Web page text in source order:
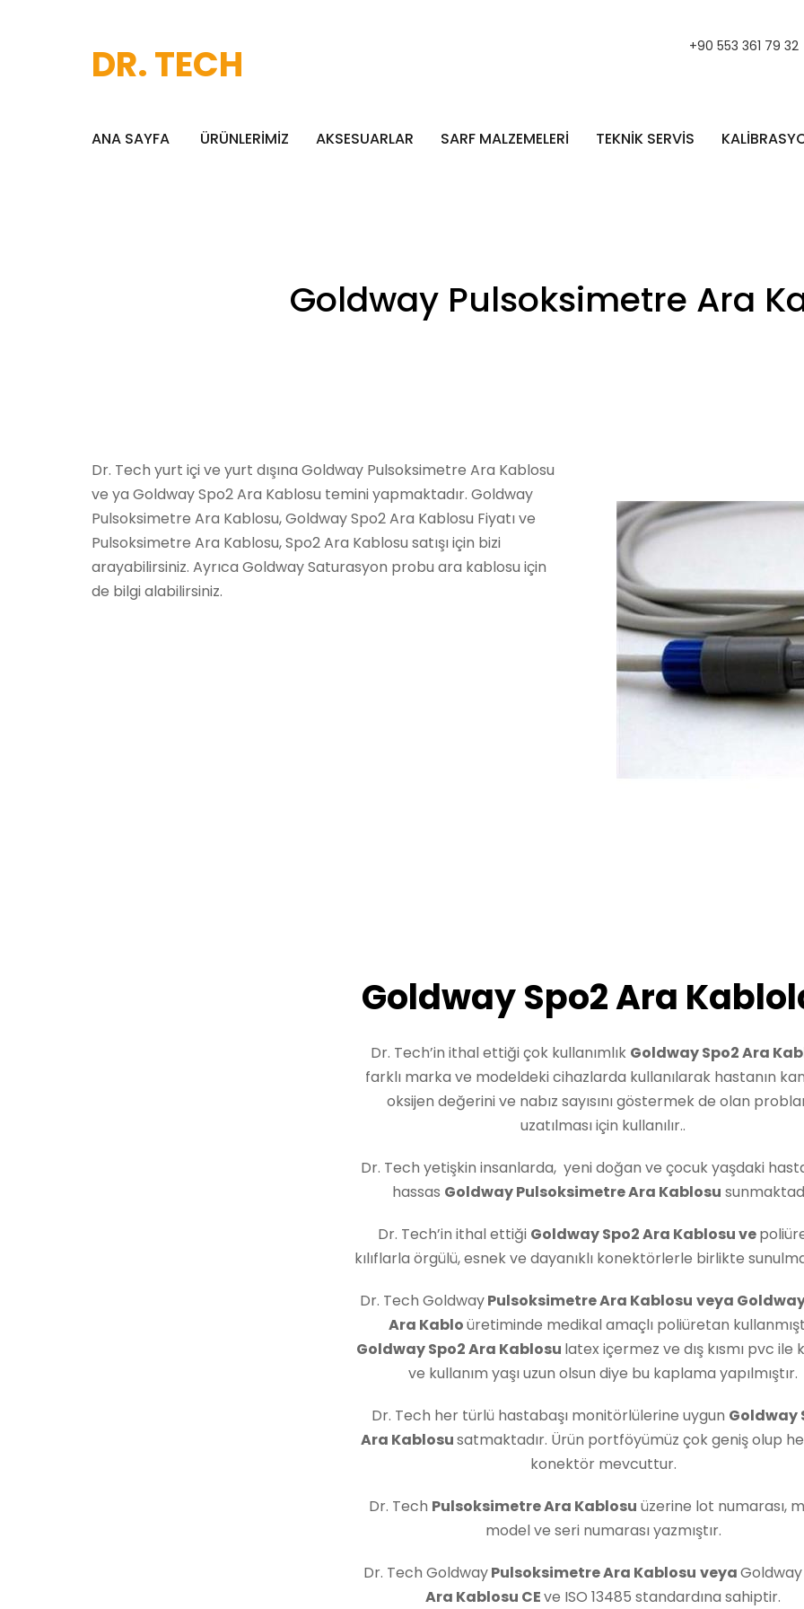
DR. TECH +90 553 361 79 32
ANA SAYFA ÜRÜNLERİMİZ AKSESUARLAR SARF MALZEMELERİ TEKNİK SERVİS
Goldway Pulsoksimetre Ara
Dr. Tech yurt içi ve yurt dışına Goldway Pulsoksimetre Ara Kablosu
ve ya Goldway Spo2 Ara Kablosu temini yapmaktadır. Goldway
Pulsoksimetre Ara Kablosu, Goldway Spo2 Ara Kablosu Fiyatı ve
Pulsoksimetre Ara Kablosu, Spo2 Ara Kablosu satışı için bizi
arayabilirsiniz. Ayrıca Goldway Saturasyon probu ara kablosu için
de bilgi alabilirsiniz.
Goldway Spo2 Ara
Dr. Tech’in ithal ettiği çok kullanımlık Goldway Spo2 Ara
farklı marka ve modeldeki cihazlarda kullanılarak hastanın
oksijen değerini ve nabız sayısını göstermek de olan
uzatılması için kullanılır..
Dr. Tech yetişkin insanlarda, yeni doğan ve çocuk yaşdaki
hassas Goldway Pulsoksimetre Ara Kablosu
Dr. Tech’in ithal ettiği Goldway Spo2 Ara Kablosuve
kılıflarla örgülü, esnek ve dayanıklı konektörlerle birlikte
Dr. Tech GoldwayPulsoksimetre Ara Kablosu veya
Ara Kabloüretiminde medikal amaçlı poliüretan
Goldway Spo2 Ara Kablosu latex içermez ve dış kısmı pvc ile
ve kullanım yaşı uzun olsun diye bu kaplama yapılmıştır.
Dr. Tech her türlü hastabaşı monitörlülerine uygun Goldway
Ara Kablosusatmaktadır. Ürün portföyümüz çok geniş olup
konektör mevcuttur.
Dr. Tech Pulsoksimetre Ara Kablosu üzerine lot numarası,
model ve seri numarası yazmıştır.
Dr. Tech GoldwayPulsoksimetre Ara Kablosu veyaGoldway
Ara Kablosu CEve ISO 13485 standardına sahiptir.